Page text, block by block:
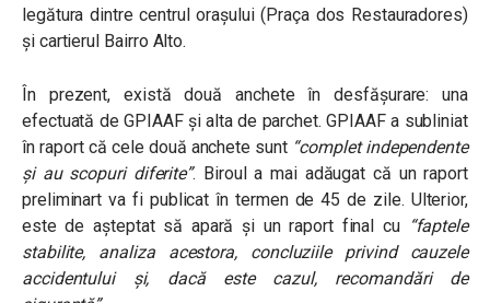
legătura dintre centrul orașului (Praça dos Restauradores)
și cartierul Bairro Alto.
În prezent, există două anchete în desfășurare: una
efectuată de GPIAAF și alta de parchet. GPIAAF a subliniat
în raport că cele două anchete sunt “complet independente
și au scopuri diferite”. Biroul a mai adăugat că un raport
preliminart va fi publicat în termen de 45 de zile. Ulterior,
este de așteptat să apară și un raport final cu“faptele
stabilite, analiza acestora, concluziile privind cauzele
accidentului și, dacă este cazul, recomandări de